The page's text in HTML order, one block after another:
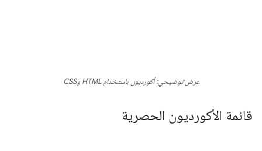
عرض توضيحي: أكورديون باستخدام HTML وCSS
قائمة الأكورديون الحصرية